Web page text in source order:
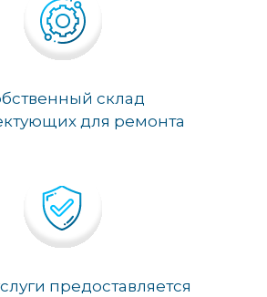
склад
для ремонта
предоставляется